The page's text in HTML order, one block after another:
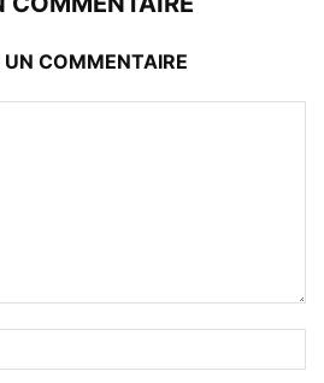
UN COMMENTAIRE